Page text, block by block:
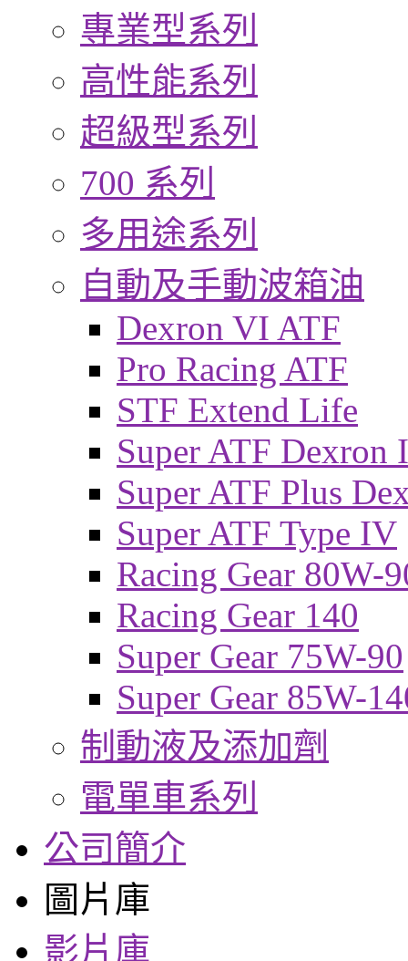
專業型系列
高性能系列
超級型系列
700 系列
多用途系列
自動及手動波箱油
Dexron VI ATF
Pro Racing ATF
STF Extend Life
Super ATF Dexron
Super ATF Plus
Super ATF Type IV
Racing Gear 80W-
Racing Gear 140
Super Gear 75W-90
Super Gear 85W-
制動液及添加劑
電單車系列
公司簡介
圖片庫
影片庫